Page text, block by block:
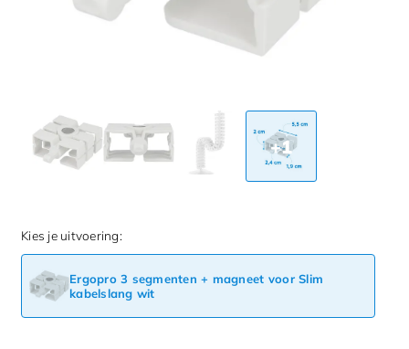
+1
Kies je uitvoering:
Ergopro 3 segmenten + magneet voor Slim
kabelslang wit